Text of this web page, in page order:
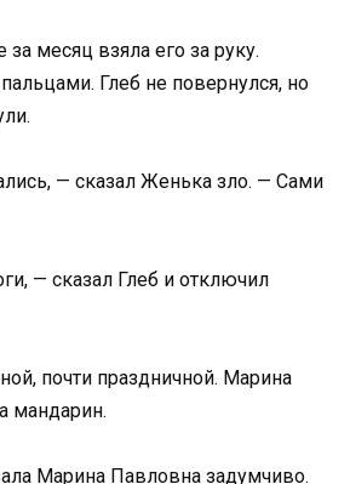
месяц взяла его за руку.
Глеб не повернулся, но
— сказал Женька зло. — Сами
— сказал Глеб и отключил
почти праздничной. Марина
мандарин.
Марина Павловна задумчиво.